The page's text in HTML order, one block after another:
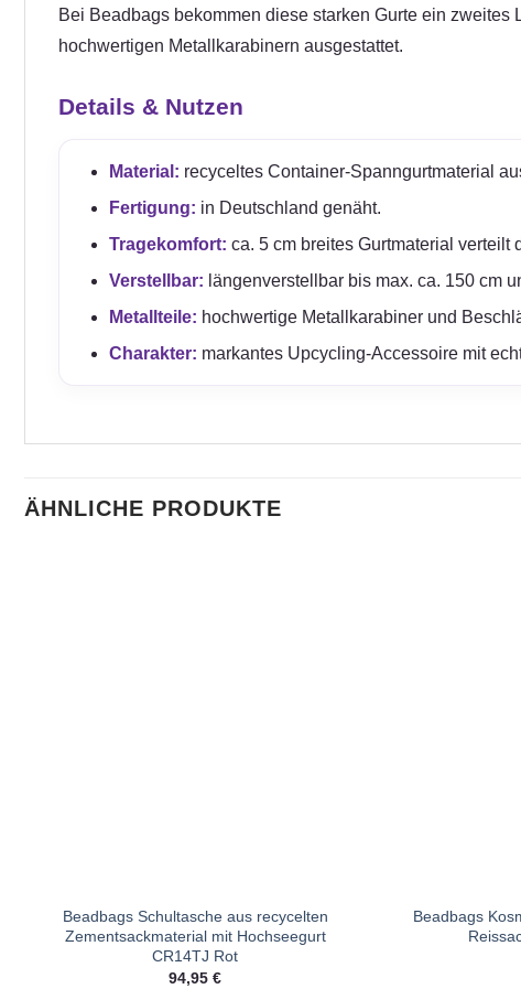
Bei Beadbags bekommen diese starken Gurte ein
hochwertigen Metallkarabinern ausgestattet.
Details & Nutzen
Material: recyceltes Container-Spanngurtmaterial
Fertigung: in Deutschland genäht.
Tragekomfort: ca. 5 cm breites Gurtmaterial verteilt
Verstellbar: längenverstellbar bis max. ca. 150 cm
Metallteile: hochwertige Metallkarabiner und
Charakter: markantes Upcycling-Accessoire mit
ÄHNLICHE PRODUKTE
Beadbags Schultasche aus recycelten
Zementsackmaterial mit Hochseegurt
CR14TJ Rot
94,95 €
Beadbags